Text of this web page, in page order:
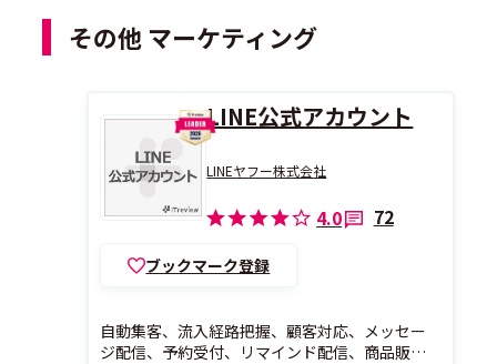
その他 マーケティング
LINE公式アカウント
LINEヤフー株式会社
4.0 72
ブックマーク登録
自動集客、流入経路把握、顧客対応、メッセー
ジ配信、予約受付、リマインド配信、商品販